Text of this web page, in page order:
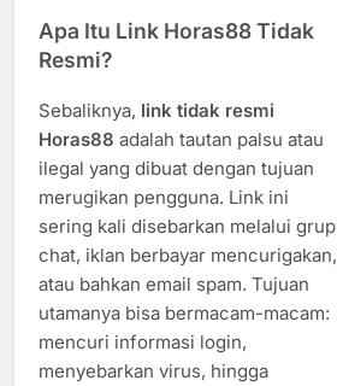
Apa Itu Link Horas88 Tidak
Resmi?
Sebaliknya, link tidak resmi
Horas88 adalah tautan palsu atau
ilegal yang dibuat dengan tujuan
merugikan pengguna. Link ini
sering kali disebarkan melalui grup
chat, iklan berbayar mencurigakan,
atau bahkan email spam. Tujuan
utamanya bisa bermacam-macam:
mencuri informasi login,
menyebarkan virus, hingga